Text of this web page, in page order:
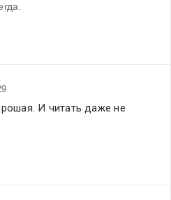
И читать даже не